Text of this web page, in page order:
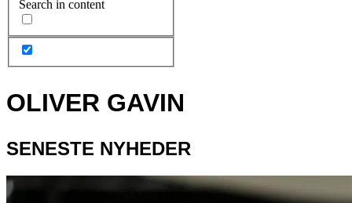
Search in content
OLIVER GAVIN
SENESTE NYHEDER